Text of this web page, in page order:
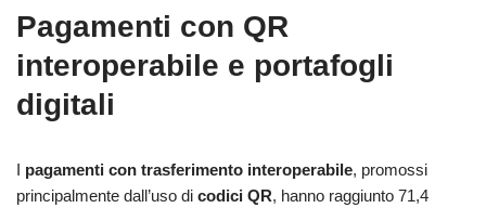
Pagamenti con QR
interoperabile e portafogli
digitali
I pagamenti con trasferimento interoperabile, promossi
principalmente dall’uso di codici QR, hanno raggiunto 71,4